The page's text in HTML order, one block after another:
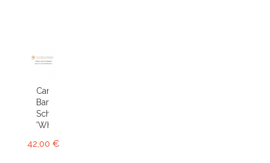
Cambria
Bartley
Schwartz
'White'...
42,00 €